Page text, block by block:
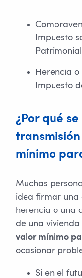
Impuesto
Herencia o
Impuesto
¿Por qué
mínimo
Muchas
idea firmar una
herencia o una
de una vivienda
valor mínimo
ocasionar
Si en el